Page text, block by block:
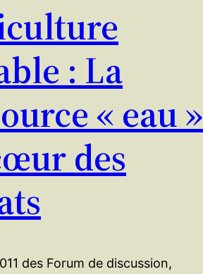
: La
« eau »
des
des Forum de discussion,